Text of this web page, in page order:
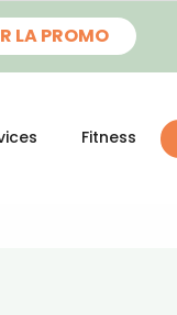
LA PROMO
Fitness